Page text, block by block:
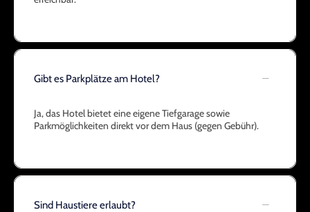
Gibt es Parkplätze am Hotel?
Ja, das Hotel bietet eine eigene Tiefgarage sowie
Parkmöglichkeiten direkt vor dem Haus (gegen Gebühr).
Sind Haustiere erlaubt?